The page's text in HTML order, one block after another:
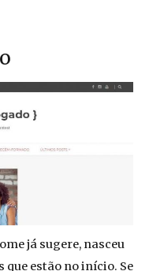
já sugere, nasceu
estão no início. Se